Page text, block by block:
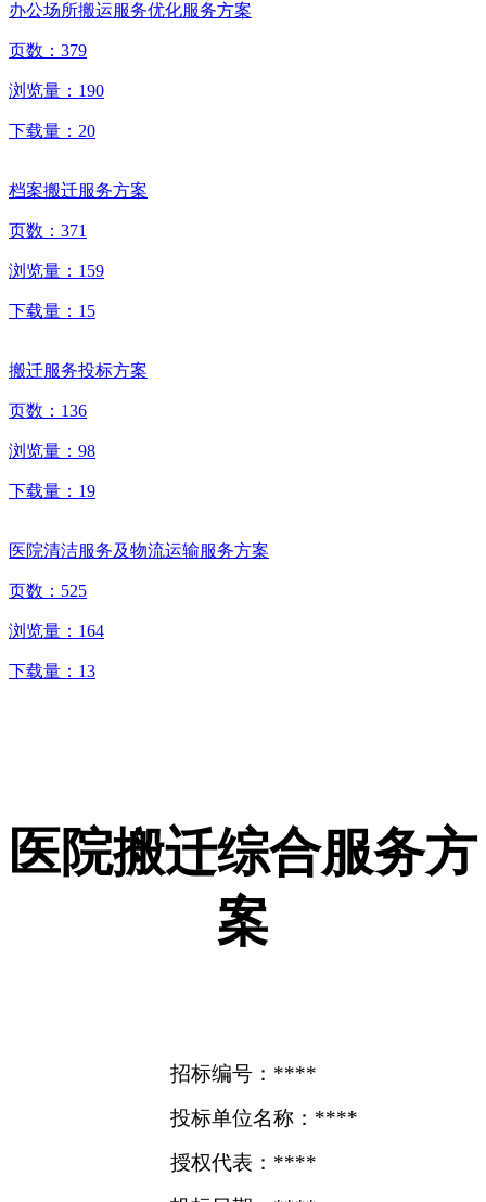
办公场所搬运服务优化服务方案
页数： 379
浏览量： 190
下载量： 20
档案搬迁服务方案
页数： 371
浏览量： 159
下载量： 15
搬迁服务投标方案
页数： 136
浏览量： 98
下载量： 19
医院清洁服务及物流运输服务方案
页数： 525
浏览量： 164
下载量： 13
医院搬迁综合服务方
案
招标编号：****
投标单位名称：****
授权代表：****